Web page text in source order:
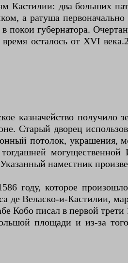
Кастилии: два больших
а ратуша
губернатора.
осталось от XVI
казначейство получило
Старый дворец
потолок, украшения,
наместник
году, которое
де Веласко-и-Кастилии,
Кобо писал в первой трети
площади и из-за